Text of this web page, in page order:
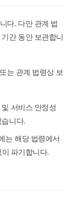
다. 다만 관계 법
간 동안 보관합니
는 관계 법령상 보
서비스 안정성
니다.
는 해당 법령에서
파기합니다.